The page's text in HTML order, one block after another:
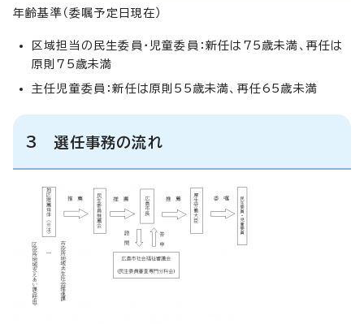
年齢基準（委嘱予定日現在）
区域担当の民生委員・児童委員：新任は75歳未満、再任は
原則75歳未満
主任児童委員：新任は原則55歳未満、再任65歳未満
3 選任事務の流れ